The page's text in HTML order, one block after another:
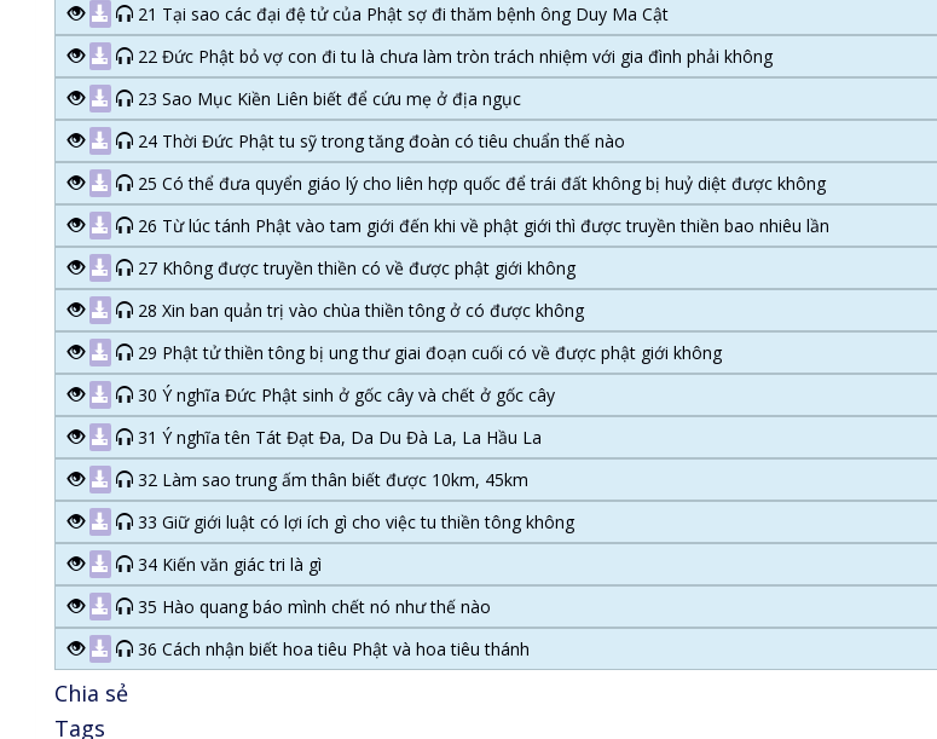
21 Tại sao các đại đệ tử của Phật sợ đi thăm bệnh ông Duy Ma Cật
22 Đức Phật bỏ vợ con đi tu là chưa làm tròn trách nhiệm với gia đình phải không
23 Sao Mục Kiền Liên biết để cứu mẹ ở địa ngục
24 Thời Đức Phật tu sỹ trong tăng đoàn có tiêu chuẩn thế nào
25 Có thể đưa quyển giáo lý cho liên hợp quốc để trái đất không bị huỷ diệt được không
26 Từ lúc tánh Phật vào tam giới đến khi về phật giới thì được truyền thiền bao nhiêu lần
27 Không được truyền thiền có về được phật giới không
28 Xin ban quản trị vào chùa thiền tông ở có được không
29 Phật tử thiền tông bị ung thư giai đoạn cuối có về được phật giới không
30 Ý nghĩa Đức Phật sinh ở gốc cây và chết ở gốc cây
31 Ý nghĩa tên Tát Đạt Đa, Da Du Đà La, La Hầu La
32 Làm sao trung ấm thân biết được 10km, 45km
33 Giữ giới luật có lợi ích gì cho việc tu thiền tông không
34 Kiến văn giác tri là gì
35 Hào quang báo mình chết nó như thế nào
36 Cách nhận biết hoa tiêu Phật và hoa tiêu thánh
Chia sẻ
Tags